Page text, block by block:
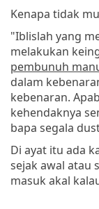
Kenapa tidak
"Iblislah yang
melakukan
pembunuh
dalam
kebenaran.
kehendaknya
bapa segala
Di ayat itu ada
sejak awal atau
masuk akal